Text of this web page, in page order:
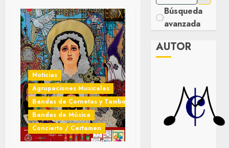
Noticias
Agrupaciones Musicales
Bandas de Cornetas y Tambores
Bandas de Música
Concierto / Certamen
Búsqueda
avanzada
AUTOR